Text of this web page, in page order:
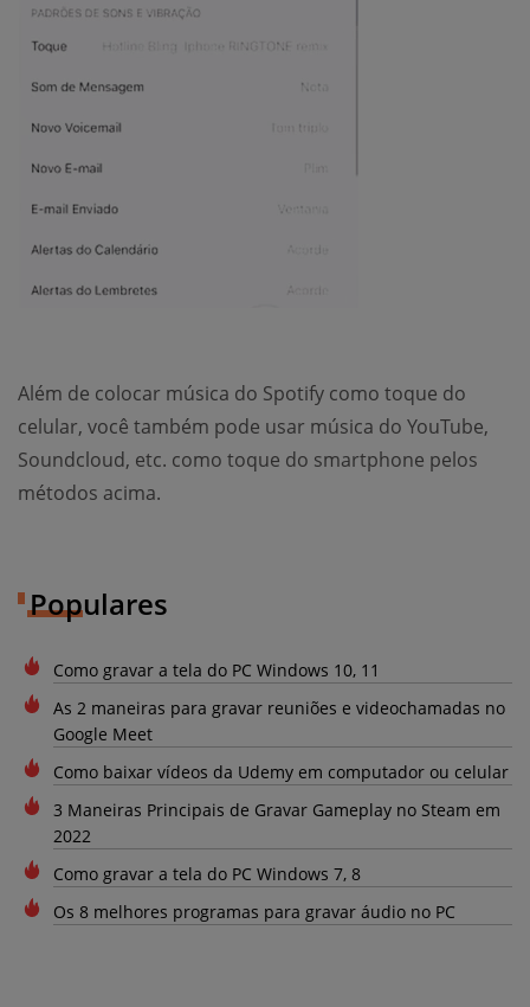
Além de colocar música do Spotify como toque do
celular, você também pode usar música do YouTube,
Soundcloud, etc. como toque do smartphone pelos
métodos acima.
Populares
Como gravar a tela do PC Windows 10, 11
As 2 maneiras para gravar reuniões e videochamadas no
Google Meet
Como baixar vídeos da Udemy em computador ou celular
3 Maneiras Principais de Gravar Gameplay no Steam em
2022
Como gravar a tela do PC Windows 7, 8
Os 8 melhores programas para gravar áudio no PC